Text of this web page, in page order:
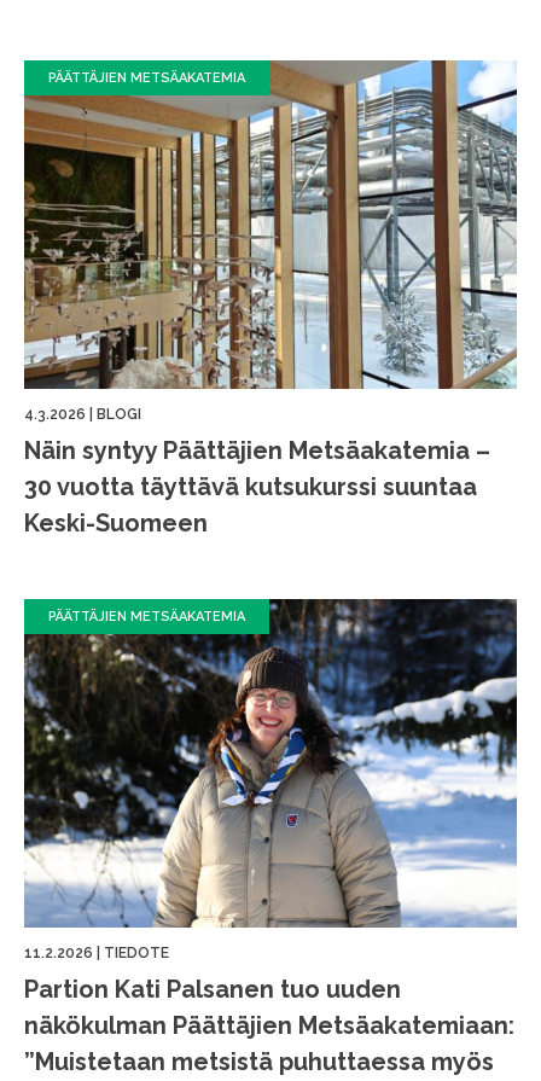
PÄÄTTÄJIEN METSÄAKATEMIA
4.3.2026 BLOGI
Näin syntyy Päättäjien Metsäakatemia –
30 vuotta täyttävä kutsukurssi suuntaa
Keski-Suomeen
PÄÄTTÄJIEN METSÄAKATEMIA
11.2.2026 TIEDOTE
Partion Kati Palsanen tuo uuden
näkökulman Päättäjien Metsäakatemiaan:
”Muistetaan metsistä puhuttaessa myös